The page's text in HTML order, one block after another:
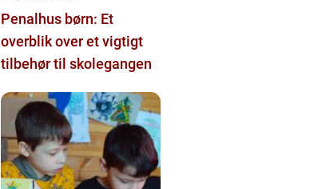
Penalhus børn: Et
overblik over et vigtigt
tilbehør til skolegangen